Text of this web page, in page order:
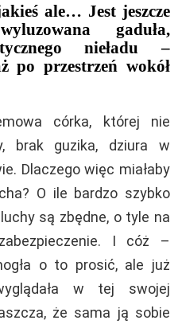
ale… Jest jeszcze
gaduła,
nieładu –
po przestrzeń wokół
córka, której nie
brak guzika, dziura w
Dlaczego więc miałaby
O ile bardzo szybko
są zbędne, o tyle na
I cóż –
o to prosić, ale już
w tej swojej
że sama ją sobie